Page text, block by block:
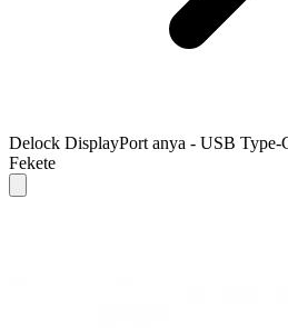
Delock DisplayPort anya - USB Type-
Fekete